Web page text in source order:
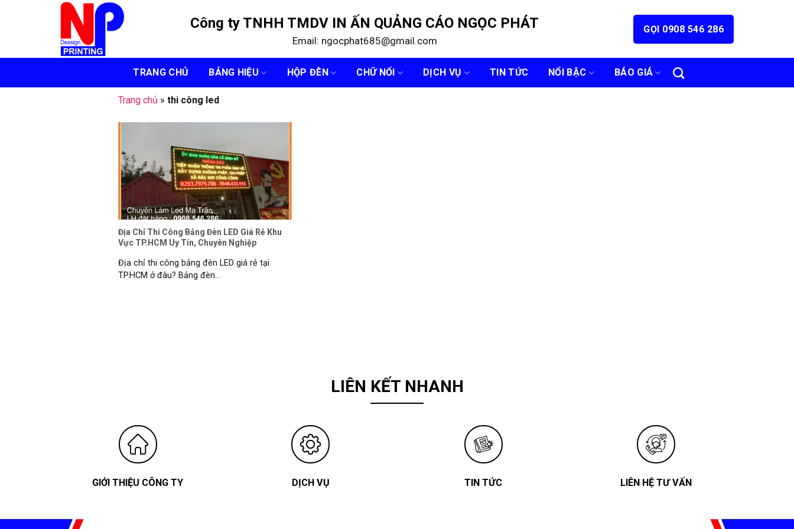
Công ty TNHH TMDV IN ẤN QUẢNG CÁO NGỌC PHÁT
Email: ngocphat685@gmail.com
GỌI 0908 546 286
TRANG CHỦ BẢNG HIỆU HỘP ĐÈN CHỮ NỔI DỊCH VỤ TIN TỨC NỔI BẬC BÁO GIÁ
Trang chủ » thi công led
Địa Chỉ Thi Công Bảng Đèn LED Giá Rẻ Khu
Vực TP.HCM Uy Tín, Chuyên Nghiệp
Địa chỉ thi công bảng đèn LED giá rẻ tại
TP.HCM ở đâu? Bảng đèn...
LIÊN KẾT NHANH
GIỚI THIỆU CÔNG TY DỊCH VỤ TIN TỨC LIÊN HỆ TƯ VẤN